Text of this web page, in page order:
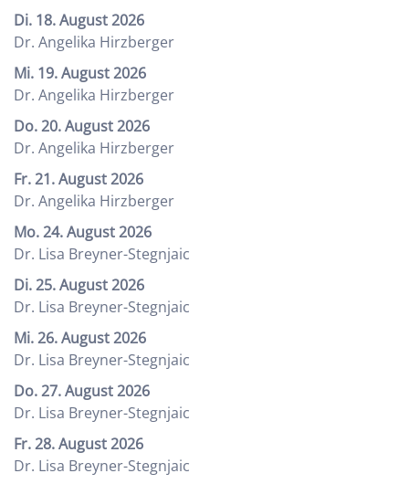
Di. 18. August 2026
Dr. Angelika Hirzberger
Mi. 19. August 2026
Dr. Angelika Hirzberger
Do. 20. August 2026
Dr. Angelika Hirzberger
Fr. 21. August 2026
Dr. Angelika Hirzberger
Mo. 24. August 2026
Dr. Lisa Breyner-Stegnjaic
Di. 25. August 2026
Dr. Lisa Breyner-Stegnjaic
Mi. 26. August 2026
Dr. Lisa Breyner-Stegnjaic
Do. 27. August 2026
Dr. Lisa Breyner-Stegnjaic
Fr. 28. August 2026
Dr. Lisa Breyner-Stegnjaic